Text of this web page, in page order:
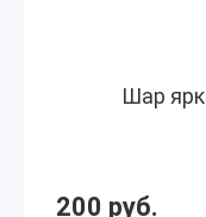
Шар
200 руб.